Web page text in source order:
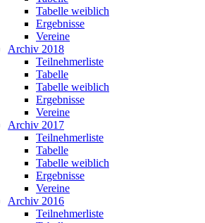
Tabelle weiblich
Ergebnisse
Vereine
Archiv 2018
Teilnehmerliste
Tabelle
Tabelle weiblich
Ergebnisse
Vereine
Archiv 2017
Teilnehmerliste
Tabelle
Tabelle weiblich
Ergebnisse
Vereine
Archiv 2016
Teilnehmerliste